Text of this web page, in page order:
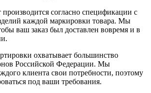
производится согласно спецификации с
каждой маркировки товара. Мы
ваш заказ был доставлен вовремя и в
охватывает большинство
Российской Федерации. Мы
клиента свои потребности, поэтому
под ваши требования.